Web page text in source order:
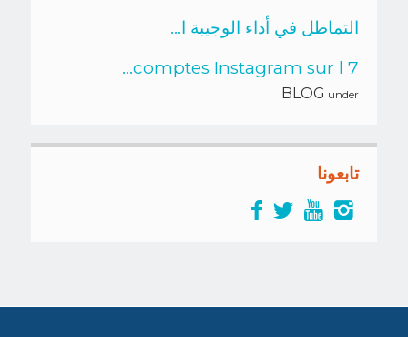
التماطل في أداء الوجيبة ا...
7 comptes Instagram sur l...
under
BLOG
تابعونا